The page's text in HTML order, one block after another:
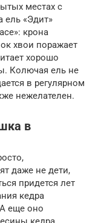
местах с
ель «Эдит»
крона
хвои поражает
хорошо
Колючая ель не
в регулярном
нежелателен.
в
даже не дети,
придется лет
кедра
еще оно